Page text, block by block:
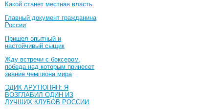
Какой станет местная власть
Главный документ гражданина
России
Пришел опытный и
настойчивый сыщик
Жду встречи с боксером,
победа над которым принесет
звание чемпиона мира
ЭДИК АРУТЮНЯН: Я
ВОЗГЛАВИЛ ОДИН ИЗ
ЛУЧШИХ КЛУБОВ РОССИИ